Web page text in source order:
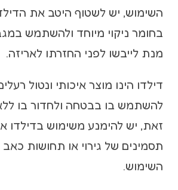
השימוש, יש לשטוף היטב את
בחומר ניקוי מיוחד ולהשתמש
מנת לייבשו לפני החזרתו לאריזה.
דילדו הינו מוצר איכותי ונטול
להשתמש בו בבטחה ולחדור בו
זאת, יש להימנע משימוש בדילדו
תסמינים של גירוי או תחושות
השימוש.